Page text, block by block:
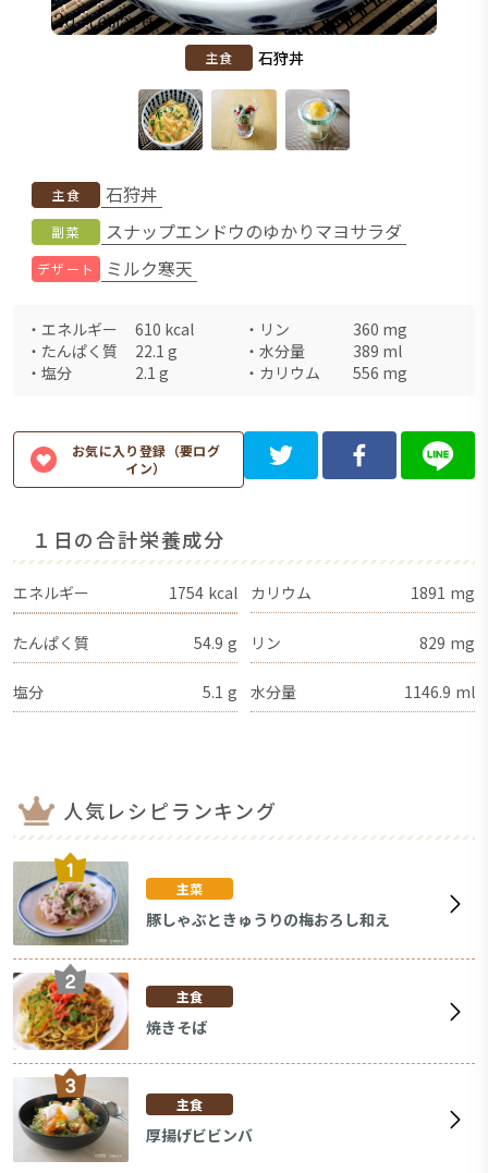
主食 石狩丼
主食 石狩丼
副菜 スナップエンドウのゆかりマヨサラダ
デザート ミルク寒天
・ エネルギー 610 kcal ・ リン 360 mg
・ たんぱく質 22.1 g ・ 水分量 389 ml
・ 塩分 2.1 g ・ カリウム 556 mg
お気に入り登録（要ログ
イン）
１日の合計栄養成分
エネルギー 1754 kcal カリウム 1891 mg
たんぱく質 54.9 g リン 829 mg
塩分 5.1 g 水分量 1146.9 ml
人気レシピランキング
主菜
豚しゃぶときゅうりの梅おろし和え
主食
焼きそば
主食
厚揚げビビンバ